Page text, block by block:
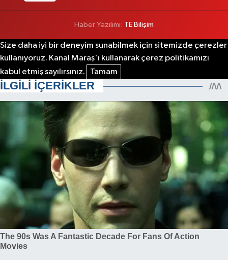
Haber Yazılımı: TE Bilişim
Size daha iyi bir deneyim sunabilmek için sitemizde çerezler
kullanıyoruz. Kanal Maraş'ı kullanarak çerez politikamızı
kabul etmiş sayılırsınız.
Tamam